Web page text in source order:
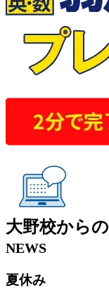
大野校からの
NEWS
夏休み